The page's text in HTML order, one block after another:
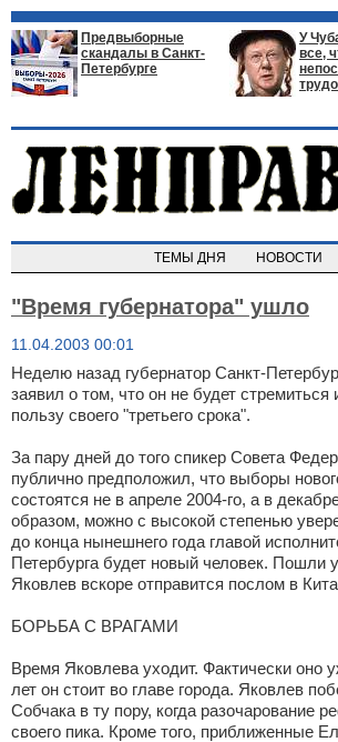
Предвыборные
скандалы в Санкт-
Петербурге
У
все,
ТЕМЫ ДНЯ НОВОСТИ
"Время губернатора" ушло
11.04.2003 00:01
Неделю назад губернатор Санкт-
заявил о том, что он не будет стремиться
пользу своего "третьего срока".
За пару дней до того спикер Совета
публично предположил, что выборы
состоятся не в апреле 2004-го, а в
образом, можно с высокой степенью
до конца нынешнего года главой
Петербурга будет новый человек. Пошли
Яковлев вскоре отправится послом в
БОРЬБА С ВРАГАМИ
Время Яковлева уходит. Фактически оно
лет он стоит во главе города. Яковлев
Собчака в ту пору, когда разочарование
своего пика. Кроме того, приближенные